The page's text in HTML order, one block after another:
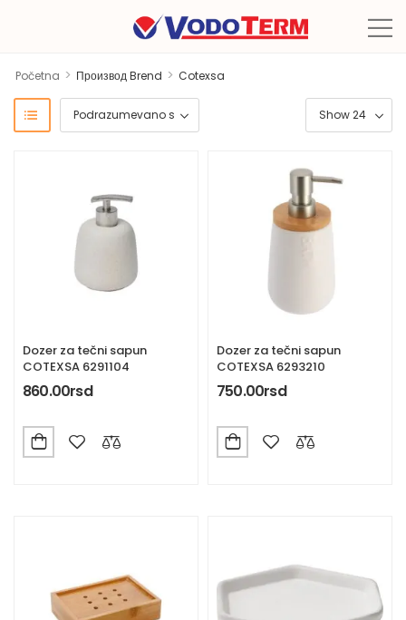
Početna > Производ Brend > Cotexsa
Dozer za tečni sapun
COTEXSA 6291104
860.00rsd
Dozer za tečni sapun
COTEXSA 6293210
750.00rsd